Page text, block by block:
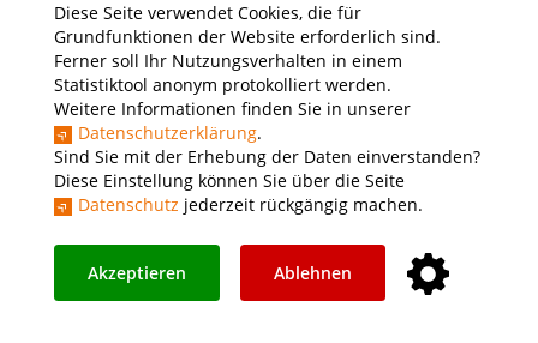
Diese Seite verwendet Cookies, die für
Grundfunktionen der Website erforderlich sind.
Ferner soll Ihr Nutzungsverhalten in einem
Statistiktool anonym protokolliert werden.
Weitere Informationen finden Sie in unserer
Datenschutzerklärung.
Sind Sie mit der Erhebung der Daten einverstanden?
Diese Einstellung können Sie über die Seite
Datenschutz jederzeit rückgängig machen.
Akzeptieren Ablehnen
Neuer Dialog in